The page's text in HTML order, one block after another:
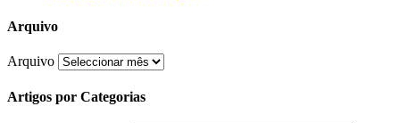
Arquivo
Arquivo
Artigos por Categorias